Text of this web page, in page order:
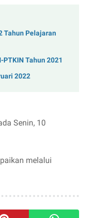
Tahun Pelajaran
Tahun 2021
2022
Senin, 10
melalui